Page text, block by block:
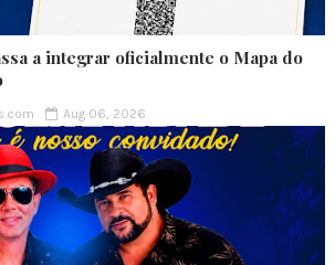
a integrar oficialmente o Mapa do
Aug 06, 2026